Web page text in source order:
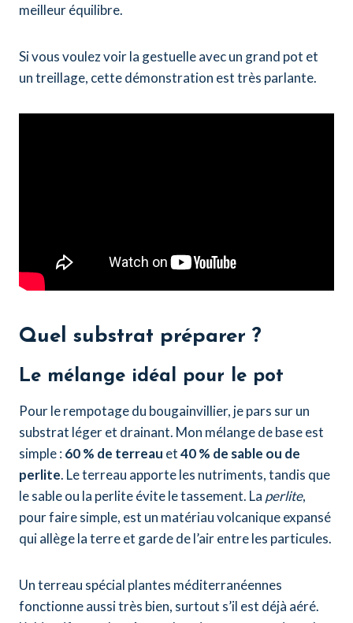
meilleur équilibre.
Si vous voulez voir la gestuelle avec un grand pot et
un treillage, cette démonstration est très parlante.
Quel substrat préparer ?
Le mélange idéal pour le pot
Pour le rempotage du bougainvillier, je pars sur un
substrat léger et drainant. Mon mélange de base est
simple :60 % de terreau et40 % de sable ou de
perlite. Le terreau apporte les nutriments, tandis que
le sable ou la perlite évite le tassement. La perlite,
pour faire simple, est un matériau volcanique expansé
qui allège la terre et garde de l’air entre les particules.
Un terreau spécial plantes méditerranéennes
fonctionne aussi très bien, surtout s’il est déjà aéré.